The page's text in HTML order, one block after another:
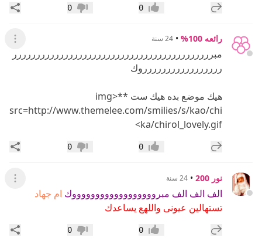
إضافة رد جديد إعجاب0 عدم إعجاب
0
رائعه 100% • 24 سنة عرض
مبررررررررررررررررررررررررررررررررررررررررررر
ررررررررررررررررروك
هيك موضع بده هيك ست
**<img
src=http://www.themelee.com/smilies/s/kao/chi
ka/chirol_lovely.gif>
إضافة رد جديد إعجاب0 عدم إعجاب
0
نور 200 • 24 سنة عرض
الف الف الف مبرووووووووووووووووووك ام جهاد
تستهالين عيونى واللهع يساعدك
إضافة رد جديد إعجاب0 عدم إعجاب
0